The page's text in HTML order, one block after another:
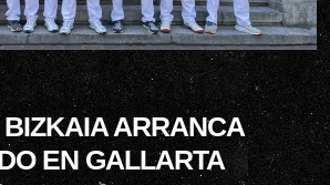
ARRANCA
EN GALLARTA